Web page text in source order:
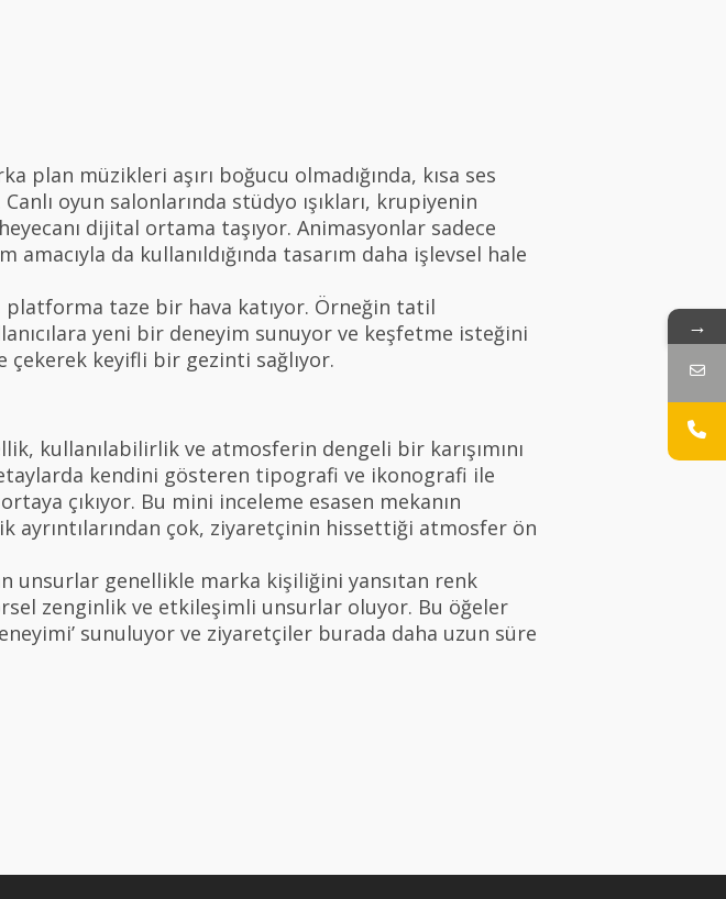
plan müzikleri aşırı boğucu olmadığında, kısa ses
oyun salonlarında stüdyo ışıkları, krupiyenin
dijital ortama taşıyor. Animasyonlar sadece
da kullanıldığında tasarım daha işlevsel hale
taze bir hava katıyor. Örneğin tatil
yeni bir deneyim sunuyor ve keşfetme isteğini
çekerek keyifli bir gezinti sağlıyor.
kullanılabilirlik ve atmosferin dengeli bir karışımını
kendini gösteren tipografi ve ikonografi ile
çıkıyor. Bu mini inceleme esasen mekanın
çok, ziyaretçinin hissettiği atmosfer ön
unsurlar genellikle marka kişiliğini yansıtan renk
zenginlik ve etkileşimli unsurlar oluyor. Bu öğeler
sunuluyor ve ziyaretçiler burada daha uzun süre
→